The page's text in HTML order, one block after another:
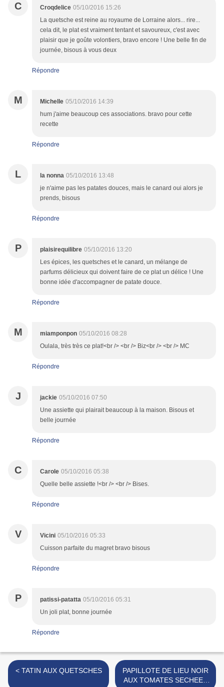
C Croqdelice 05/10/2016 15:26
La quetsche est reine au royaume de Lorraine alors... rire...
cela dit, le plat est vraiment tentant et savoureux, c'est avec
plaisir que je goûte volontiers, bravo encore ! Une belle fin de
journée, bisous à vous deux
Répondre
M Michelle 05/10/2016 14:39
hum j'aime beaucoup ces associations. bravo pour cette
recette
Répondre
L la nonna 05/10/2016 13:48
je n'aime pas les patates douces, mais le canard oui alors je
prends, bisous
Répondre
P plaisirequilibre 05/10/2016 13:20
Les épices, les quetsches et le canard, un mélange de
parfums délicieux qui doivent faire de ce plat un délice ! Une
bonne idée d'accompagner de patate douce.
Répondre
M miamponpon 05/10/2016 08:28
Oulala, très très ce plat!<br /> <br /> Biz<br /> <br /> MC
Répondre
J jackie 05/10/2016 07:50
Une assiette qui plairait beaucoup à la maison. Bisous et
belle journée
Répondre
C Carole 05/10/2016 05:38
Quelle belle assiette !<br /> <br /> Bises.
Répondre
V Vicini 05/10/2016 05:33
Cuisson parfaite du magret bravo bisous
Répondre
P patissi-patatta 05/10/2016 05:31
Un joli plat, bonne journée
Répondre
< TATIN AUX QUETSCHES
PAPILLOTE DE LIEU NOIR
AUX TOMATES SECHEES